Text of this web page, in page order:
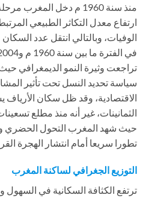
منذ سنة 1960 م دخل
ارتفاع معدل التكاثر الطبيعي
تراجعت وثيرة النمو الديمغرافي
سياسة تحديد النسل تحت تأثير
الاقتصادية، وقد ظل سكان الأرياف
حيث شهد المغرب التحول
تطورا سريعا أمام انتشار الهجرة
التوزيع الجغرافي لساكنة المغرب
ترتفع الكثافة السكانية في السهول